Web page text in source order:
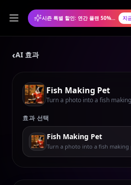
시즌 특별 할인: 연간 플랜 50% 할인 지
‹AI 효과
Fish Making Pet
Turn a photo into a fish
효과 선택
Fish Making Pet
Turn a photo into a fish making